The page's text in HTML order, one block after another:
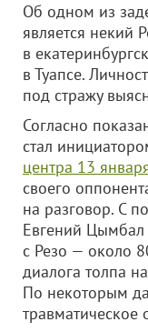
Об одном из
является некий
в
в Туапсе.
под стражу
Согласно
стал
центра 13
своего
на разговор. С
Евгений
с Резо — около
диалога толпа
По некоторым
травматическое